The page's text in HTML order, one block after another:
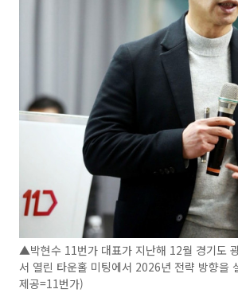
▲박현수 11번가 대표가 지난해 12월 경기도
서 열린 타운홀 미팅에서 2026년 전략 방향을
제공=11번가)